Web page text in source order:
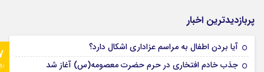
پربازدیدترین اخبار
آیا بردن اطفال به مراسم عزادارى اشکال دارد؟
جذب خادم افتخاری در حرم حضرت معصومه(س) آغاز شد